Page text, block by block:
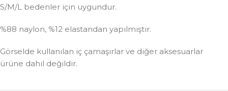
S/M/L bedenler için uygundur.
%88 naylon, %12 elastandan yapılmıştır.
Görselde kullanılan iç çamaşırlar ve diğer aksesuarlar
ürüne dahil değildir.